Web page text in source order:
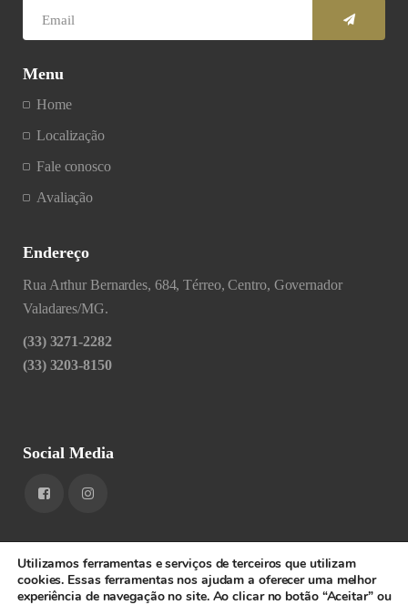
Menu
Home
Localização
Fale conosco
Avaliação
Endereço
Rua Arthur Bernardes, 684, Térreo, Centro, Governador
Valadares/MG.
(33) 3271-2282
(33) 3203-8150
Social Media
Utilizamos ferramentas e serviços de terceiros que utilizam
cookies. Essas ferramentas nos ajudam a oferecer uma melhor
experiência de navegação no site. Ao clicar no botão “Aceitar” ou